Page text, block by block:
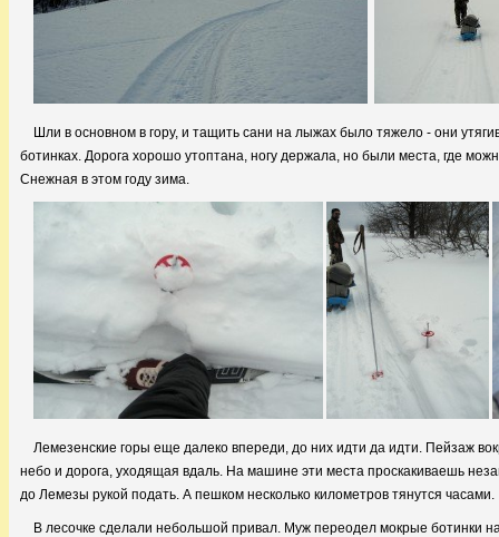
Шли в основном в гору, и тащить сани на лыжах было тяжело - они
ботинках. Дорога хорошо утоптана, ногу держала, но были места, где
Снежная в этом году зима.
Лемезенские горы еще далеко впереди, до них идти да идти. Пейзаж
небо и дорога, уходящая вдаль. На машине эти места проскакиваешь
до Лемезы рукой подать. А пешком несколько километров тянутся часами.
В лесочке сделали небольшой привал. Муж переодел мокрые ботинки